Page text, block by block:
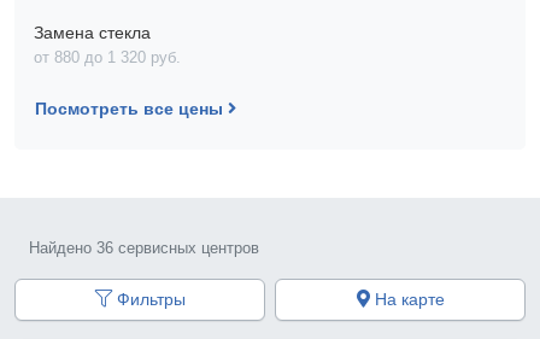
Замена стекла
от 880 до 1 320 pyб.
Посмотреть все цены
Найдено 36 сервисных центров
Фильтры На карте